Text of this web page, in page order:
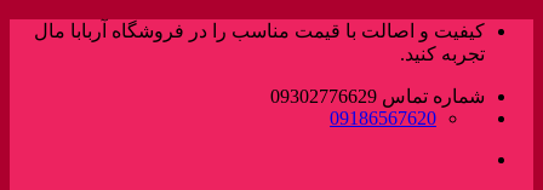
پرش
کیفیت و اصالت با قیمت مناسب را در فروشگاه آربابا مال
تجربه کنید.
شماره تماس 09302776629
09186567620